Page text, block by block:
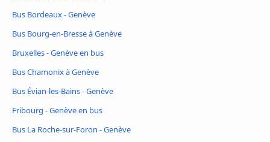
Bus Bordeaux - Genève
Bus Bourg-en-Bresse à Genève
Bruxelles - Genève en bus
Bus Chamonix à Genève
Bus Évian-les-Bains - Genève
Fribourg - Genève en bus
Bus La Roche-sur-Foron - Genève